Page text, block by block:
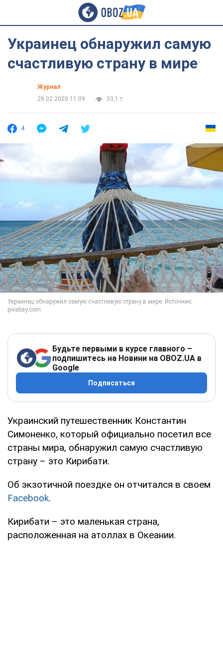
Украинец обнаружил самую
счастливую страну в мире
Журнал
28.02.2020 11:09
33,1 т.
4
Будьте первыми в курсе главного –
подпишитесь на Новини на OBOZ.UA в
Google
Подписаться
Украинский путешественник Константин
Симоненко, который официально посетил все
страны мира, обнаружил самую счастливую
страну – это Кирибати.
Об экзотичной поездке он отчитался в своем
Facebook.
Кирибати – это маленькая страна,
расположенная на атоллах в Океании.